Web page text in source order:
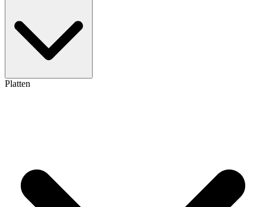
Platten